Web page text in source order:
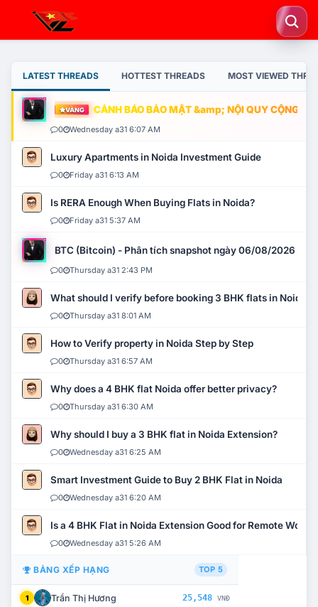
LATEST THREADS HOTTEST THREADS MOST VIEWED
VÀNG CẢNH BÁO BẢO MẬT &amp; NỘI QUY CỘNG
0 Wednesday a31 6:07 AM
Luxury Apartments in Noida Investment Guide
0 Friday a31 6:13 AM
Is RERA Enough When Buying Flats in Noida?
0 Friday a31 5:37 AM
BTC (Bitcoin) - Phân tích snapshot ngày 06/08/2026
0 Thursday a31 2:43 PM
What should I verify before booking 3 BHK flats in Noida?
0 Thursday a31 8:01 AM
How to Verify property in Noida Step by Step
0 Thursday a31 6:57 AM
Why does a 4 BHK flat Noida offer better privacy?
0 Thursday a31 6:30 AM
Why should I buy a 3 BHK flat in Noida Extension?
0 Wednesday a31 6:25 AM
Smart Investment Guide to Buy 2 BHK Flat in Noida
0 Wednesday a31 6:20 AM
Is a 4 BHK Flat in Noida Extension Good for Remote Work?
0 Wednesday a31 5:26 AM
BẢNG XẾP HẠNG TOP 5
1 Trần Thị Hương 25,548 VNĐ